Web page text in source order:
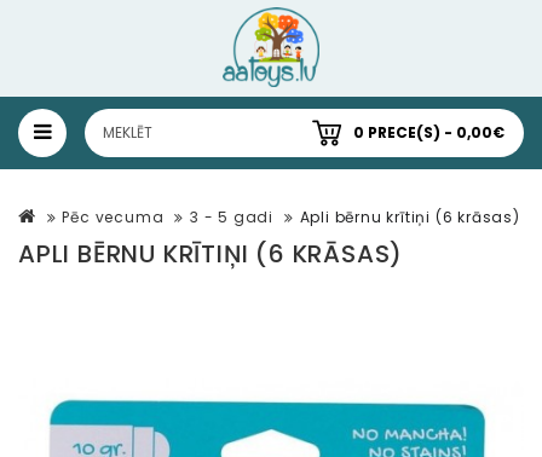
0 PRECE(S) - 0,00€
Pēc vecuma 3 - 5 gadi Apli bērnu krītiņi (6 krāsas)
APLI BĒRNU KRĪTIŅI (6 KRĀSAS)